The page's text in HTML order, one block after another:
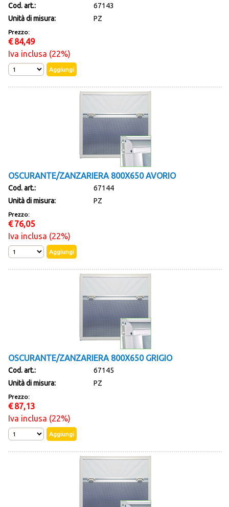
Cod. art.:
67143
Unità di misura:
PZ
Prezzo:
€ 84,49
Iva inclusa (22%)
OSCURANTE/ZANZARIERA 800X650 AVORIO
Cod. art.:
67144
Unità di misura:
PZ
Prezzo:
€ 76,05
Iva inclusa (22%)
OSCURANTE/ZANZARIERA 800X650 GRIGIO
Cod. art.:
67145
Unità di misura:
PZ
Prezzo:
€ 87,13
Iva inclusa (22%)